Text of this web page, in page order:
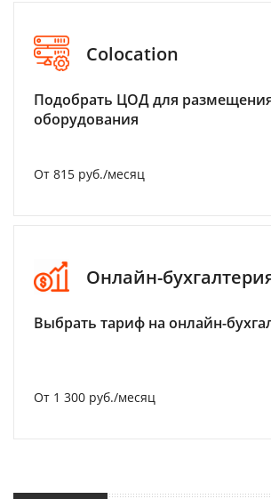
Colocation
Подобрать ЦОД для
оборудования
От 815 руб./месяц
Онлайн-
Выбрать тариф на онлайн-
От 1 300 руб./месяц